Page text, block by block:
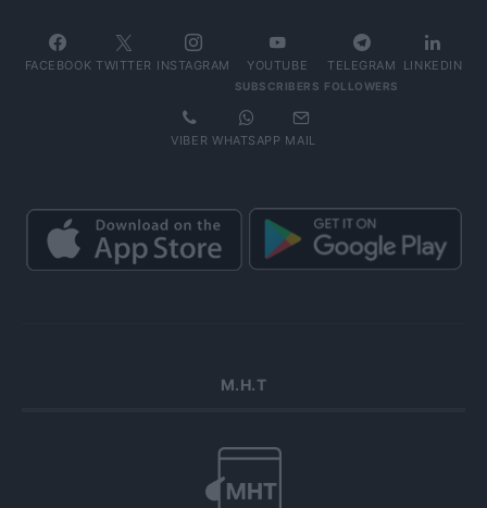
FACEBOOK TWITTER INSTAGRAM YOUTUBE
SUBSCRIBERS
TELEGRAM
FOLLOWERS
LINKEDIN
VIBER WHATSAPP MAIL
Μ.Η.Τ